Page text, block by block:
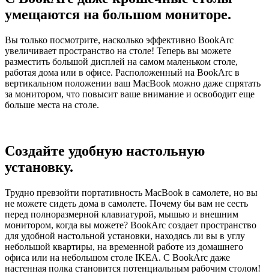
умещаются на большом мониторе.
Вы только посмотрите, насколько эффективно BookArc
увеличивает пространство на столе! Теперь вы можете
разместить большой дисплей на самом маленьком столе,
работая дома или в офисе. Расположенный на BookArc в
вертикальном положении ваш MacBook можно даже спрятать
за монитором, что повысит ваше внимание и освободит еще
больше места на столе.
Создайте удобную настольную
установку.
Трудно превзойти портативность MacBook в самолете, но вы
не можете сидеть дома в самолете. Почему бы вам не сесть
перед полноразмерной клавиатурой, мышью и внешним
монитором, когда вы можете? BookArc создает пространство
для удобной настольной установки, находясь ли вы в углу
небольшой квартиры, на временной работе из домашнего
офиса или на небольшом столе IKEA. С BookArc даже
настенная полка становится потенциальным рабочим столом!